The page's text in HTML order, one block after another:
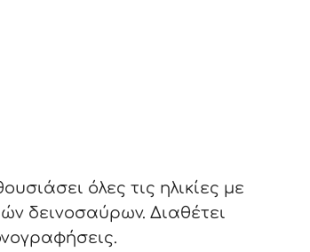
όλες τις ηλικίες με
δεινοσαύρων. Διαθέτει